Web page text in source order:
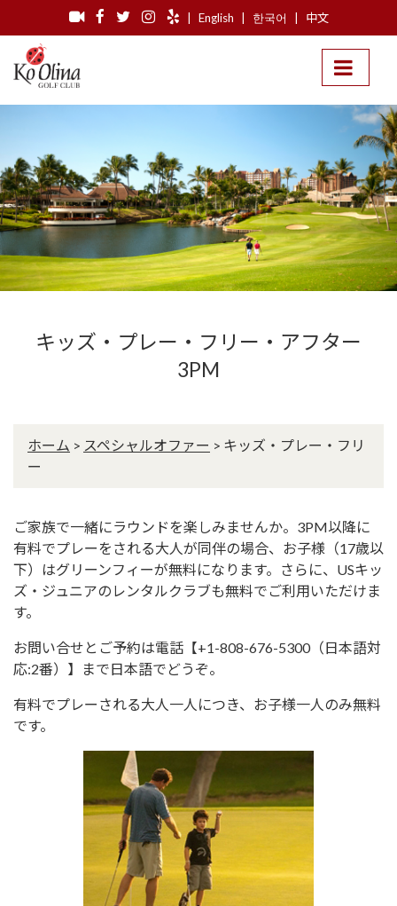
English 한국어 中文
キッズ・プレー・フリー・アフター
3PM
ホーム > スペシャルオファー > キッズ・プレー・フリ
ー
ご家族で一緒にラウンドを楽しみませんか。3PM以降に
有料でプレーをされる大人が同伴の場合、お子様（17歳以
下）はグリーンフィーが無料になります。さらに、USキッ
ズ・ジュニアのレンタルクラブも無料でご利用いただけま
す。
お問い合せとご予約は電話【+1-808-676-5300（日本語対
応:2番）】まで日本語でどうぞ。
有料でプレーされる大人一人につき、お子様一人のみ無料
です。